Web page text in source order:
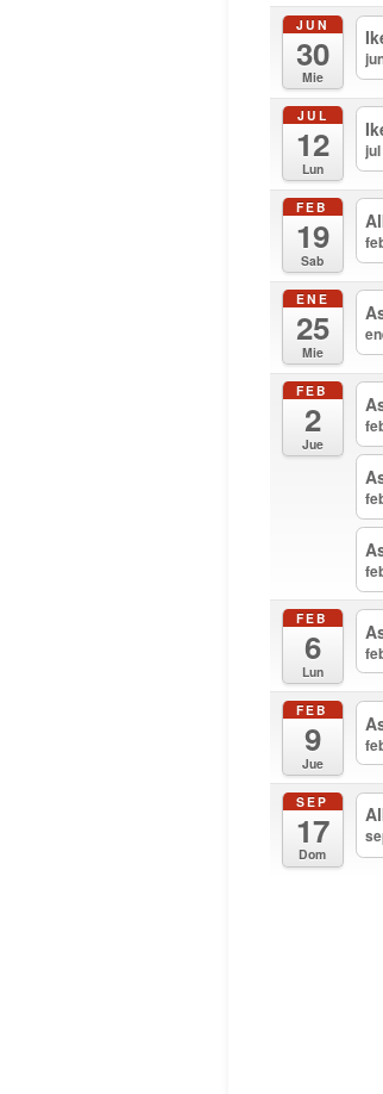
JUN
30
Mie
JUL
12
Lun
FEB
19
Sab
ENE
25
Mie
FEB
2
Jue
FEB
6
Lun
FEB
9
Jue
SEP
17
Dom